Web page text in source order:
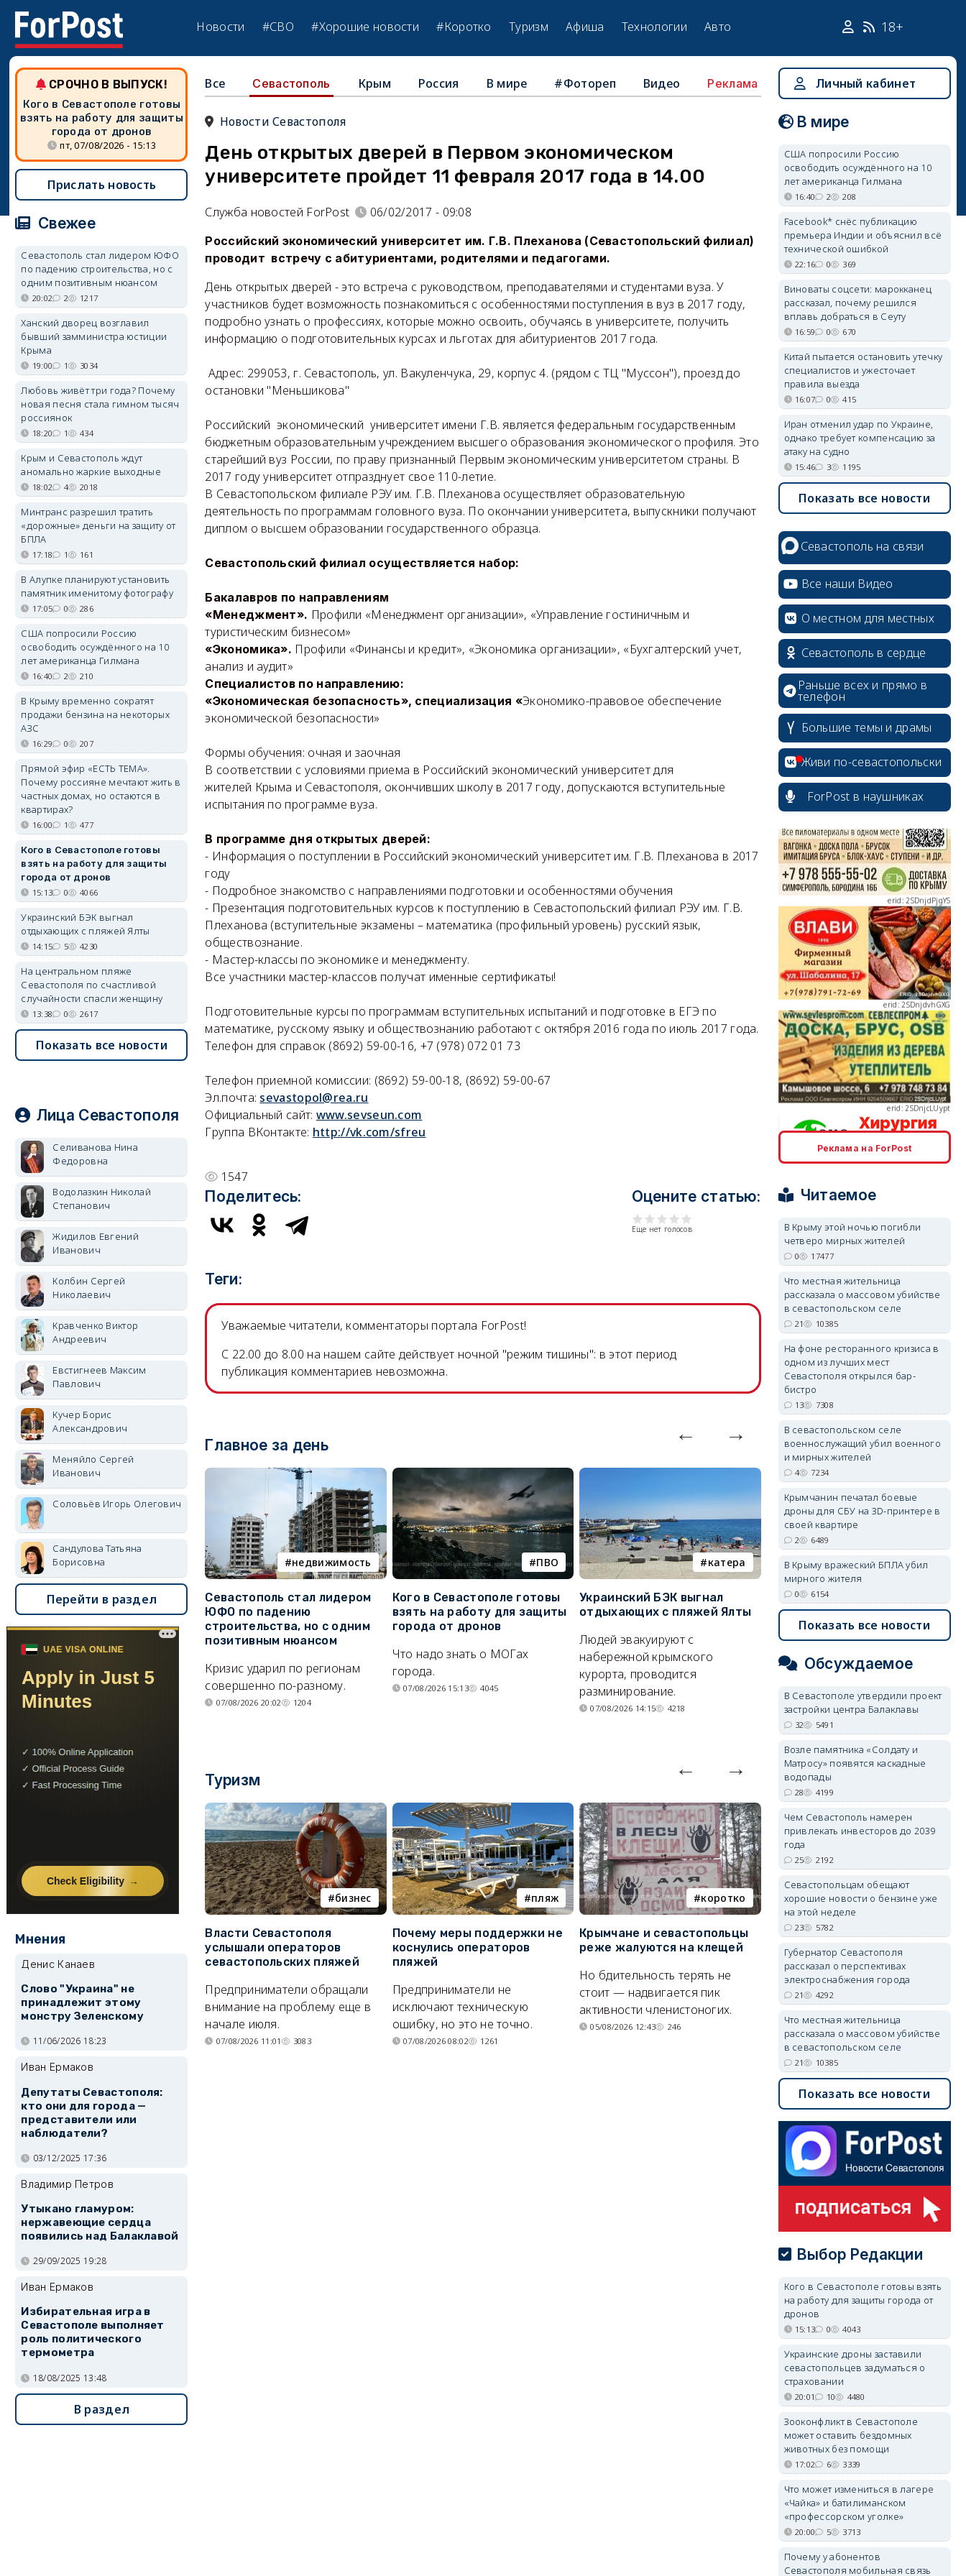
Новости #СВО #Хорошие новости #Коротко Туризм Афиша Технологии Авто 18+
Все Севастополь Крым Россия В мире #Фотореп Видео Реклама
Новости Севастополя
День открытых дверей в Первом экономическом
университете пройдет 11 февраля 2017 года в 14.00
Служба новостей ForPost 06/02/2017 - 09:08
Российский экономический университет им. Г.В. Плеханова (Севастопольский филиал)
проводит встречу с абитуриентами, родителями и педагогами.
День открытых дверей - это встреча с руководством, преподавателями и студентами вуза. У
участников будет возможность познакомиться с особенностями поступления в вуз в 2017 году,
подробно узнать о профессиях, которые можно освоить, обучаясь в университете, получить
информацию о подготовительных курсах и льготах для абитуриентов 2017 года.
Адрес: 299053, г. Севастополь, ул. Вакуленчука, 29, корпус 4. (рядом с ТЦ "Муссон"), проезд до
остановки "Меньшикова"
Российский экономический университет имени Г.В. является федеральным государственным
бюджетным образовательным учреждением высшего образования экономического профиля. Это
старейший вуз России, по праву признанный Первым экономическим университетом страны. В
2017 году университет отпразднует свое 110-летие.
В Севастопольском филиале РЭУ им. Г.В. Плеханова осуществляет образовательную
деятельность по программам головного вуза. По окончании университета, выпускники получают
диплом о высшем образовании государственного образца.
Севастопольский филиал осуществляется набор:
Бакалавров по направлениям
«Менеджмент». Профили «Менеджмент организации», «Управление гостиничным и
туристическим бизнесом»
«Экономика». Профили «Финансы и кредит», «Экономика организации», «Бухгалтерский учет,
анализ и аудит»
Специалистов по направлению:
«Экономическая безопасность», специализация «Экономико-правовое обеспечение
экономической безопасности»
Формы обучения: очная и заочная​
В соответствии с условиями приема в Российский экономический университет для
жителей Крыма и Севастополя, окончивших школу в 2017 году, допускаются вступительные
испытания по программе вуза.
В программе дня открытых дверей:
- Информация о поступлении в Российский экономический университет им. Г.В. Плеханова в 2017
году
- Подробное знакомство с направлениями подготовки и особенностями обучения
- Презентация подготовительных курсов к поступлению в Севастопольский филиал РЭУ им. Г.В.
Плеханова (вступительные экзамены – математика (профильный уровень) русский язык,
обществознание.
- Мастер-классы по экономике и менеджменту.
Все участники мастер-классов получат именные сертификаты!
Подготовительные курсы по программам вступительных испытаний и подготовке в ЕГЭ по
математике, русскому языку и обществознанию работают с октября 2016 года по июль 2017 года.
Телефон для справок (8692) 59-00-16, +7 (978) 072 01 73
Телефон приемной комиссии: (8692) 59-00-18, (8692) 59-00-67
Эл.почта: sevastopol@rea.ru
Официальный сайт: www.sevseun.com
Группа ВКонтакте: http://vk.com/sfreu
1547
Поделитесь: Оцените статью:
Еще нет голосов
Теги:
Уважаемые читатели, комментаторы портала ForPost!
C 22.00 до 8.00 на нашем сайте действует ночной "режим тишины": в этот период
публикация комментариев невозможна.
Главное за день
недвижимость
Севастополь стал лидером
ЮФО по падению
строительства, но с одним
позитивным нюансом
Кризис ударил по регионам
совершенно по-разному.
07/08/2026 20:02 1204
ПВО
Кого в Севастополе готовы
взять на работу для защиты
города от дронов
Что надо знать о МОГах
города.
07/08/2026 15:13 4045
катера
Украинский БЭК выгнал
отдыхающих с пляжей Ялты
Людей эвакуируют с
набережной крымского
курорта, проводится
разминирование.
07/08/2026 14:15 4218
электроснабжение
Губернатор Севастополя
рассказал о перспективах
электроснабжения города
Энергетики, подчеркнул он,
делают практически
невозможное.
07/08/2026 10:13 4292
Туризм
бизнес
Власти Севастополя
услышали операторов
севастопольских пляжей
Предприниматели обращали
внимание на проблему еще в
начале июля.
07/08/2026 11:01 3083
пляж
Почему меры поддержки не
коснулись операторов
пляжей
Предприниматели не
исключают техническую
ошибку, но это не точно.
07/08/2026 08:02 1261
коротко
Крымчане и севастопольцы
реже жалуются на клещей
Но бдительность терять не
стоит — надвигается пик
активности членистоногих.
05/08/2026 12:43 246
Балаклава
В Севастополе утвердили
проект застройки центра
Балаклавы
Там появится туристический
квартал с отелями и
парковками.
05/08/2026 08:01 5491
СРОЧНО В ВЫПУСК!
Кого в Севастополе готовы
взять на работу для защиты
города от дронов
пт, 07/08/2026 - 15:13
Прислать новость
Свежее
Севастополь стал лидером ЮФО
по падению строительства, но с
одним позитивным нюансом
20:02 2 1217
Ханский дворец возглавил
бывший замминистра юстиции
Крыма
19:00 1 3034
Любовь живёт три года? Почему
новая песня стала гимном тысяч
россиянок
18:20 1 434
Крым и Севастополь ждут
аномально жаркие выходные
18:02 4 2018
Минтранс разрешил тратить
«дорожные» деньги на защиту от
БПЛА
17:18 1 161
В Алупке планируют установить
памятник именитому фотографу
17:05 0 286
США попросили Россию
освободить осуждённого на 10
лет американца Гилмана
16:40 2 210
В Крыму временно сократят
продажи бензина на некоторых
АЗС
16:29 0 207
Прямой эфир «ЕСТЬ ТЕМА».
Почему россияне мечтают жить в
частных домах, но остаются в
квартирах?
16:00 1 477
Кого в Севастополе готовы
взять на работу для защиты
города от дронов
15:13 0 4066
Украинский БЭК выгнал
отдыхающих с пляжей Ялты
14:15 5 4230
На центральном пляже
Севастополя по счастливой
случайности спасли женщину
13:38 0 2617
Показать все новости
Лица Севастополя
Селиванова Нина
Федоровна
Водолазкин Николай
Степанович
Жидилов Евгений
Иванович
Колбин Сергей
Николаевич
Кравченко Виктор
Андреевич
Евстигнеев Максим
Павлович
Кучер Борис
Александрович
Меняйло Сергей
Иванович
Соловьёв Игорь Олегович
Сандулова Татьяна
Борисовна
Перейти в раздел
Мнения
Денис Канаев
Слово "Украина" не
принадлежит этому
монстру Зеленскому
11/06/2026 18:23
Иван Ермаков
Депутаты Севастополя:
кто они для города —
представители или
наблюдатели?
03/12/2025 17:36
Владимир Петров
Утыкано гламуром:
нержавеющие сердца
появились над Балаклавой
29/09/2025 19:28
Иван Ермаков
Избирательная игра в
Севастополе выполняет
роль политического
термометра
18/08/2025 13:48
В раздел
Личный кабинет
В мире
США попросили Россию
освободить осуждённого на 10
лет американца Гилмана
16:40 2 208
Facebook* снёс публикацию
премьера Индии и объяснил всё
технической ошибкой
22:16 0 369
Виноваты соцсети: марокканец
рассказал, почему решился
вплавь добраться в Сеуту
16:59 0 670
Китай пытается остановить утечку
специалистов и ужесточает
правила выезда
16:07 0 415
Иран отменил удар по Украине,
однако требует компенсацию за
атаку на судно
15:46 3 1195
Показать все новости
Севастополь на связи
Все наши Видео
О местном для местных
Севастополь в сердце
Раньше всех и прямо в
телефон
Большие темы и драмы
Живи по-севастопольски
ForPost в наушниках
erid: 2SDnjcrDNw6
erid: 2SDnjdPjgYS
erid: 2SDnjdvhGXG
erid: 2SDnjcLUypt
erid: 2SDnjcrDNw6
erid: 2SDnjdPjgYS
erid: 2SDnjdvhGXG
Реклама на ForPost
Читаемое
В Крыму этой ночью погибли
четверо мирных жителей
0 17477
Что местная жительница
рассказала о массовом убийстве
в севастопольском селе
21 10385
На фоне ресторанного кризиса в
одном из лучших мест
Севастополя открылся бар-
бистро
13 7308
В севастопольском селе
военнослужащий убил военного
и мирных жителей
4 7234
Крымчанин печатал боевые
дроны для СБУ на 3D-принтере в
своей квартире
2 6489
В Крыму вражеский БПЛА убил
мирного жителя
0 6154
Показать все новости
Обсуждаемое
В Севастополе утвердили проект
застройки центра Балаклавы
32 5491
Возле памятника «Солдату и
Матросу» появятся каскадные
водопады
28 4199
Чем Севастополь намерен
привлекать инвесторов до 2039
года
25 2192
Севастопольцам обещают
хорошие новости о бензине уже
на этой неделе
23 5782
Губернатор Севастополя
рассказал о перспективах
электроснабжения города
21 4292
Что местная жительница
рассказала о массовом убийстве
в севастопольском селе
21 10385
Показать все новости
Выбор Редакции
Кого в Севастополе готовы взять
на работу для защиты города от
дронов
15:13 0 4043
Украинские дроны заставили
севастопольцев задуматься о
страховании
20:01 10 4480
Зооконфликт в Севастополе
может оставить бездомных
животных без помощи
17:02 6 3339
Что может измениться в лагере
«Чайка» и батилиманском
«профессорском уголке»
20:00 5 3713
Почему у абонентов
Севастополя мобильная связь